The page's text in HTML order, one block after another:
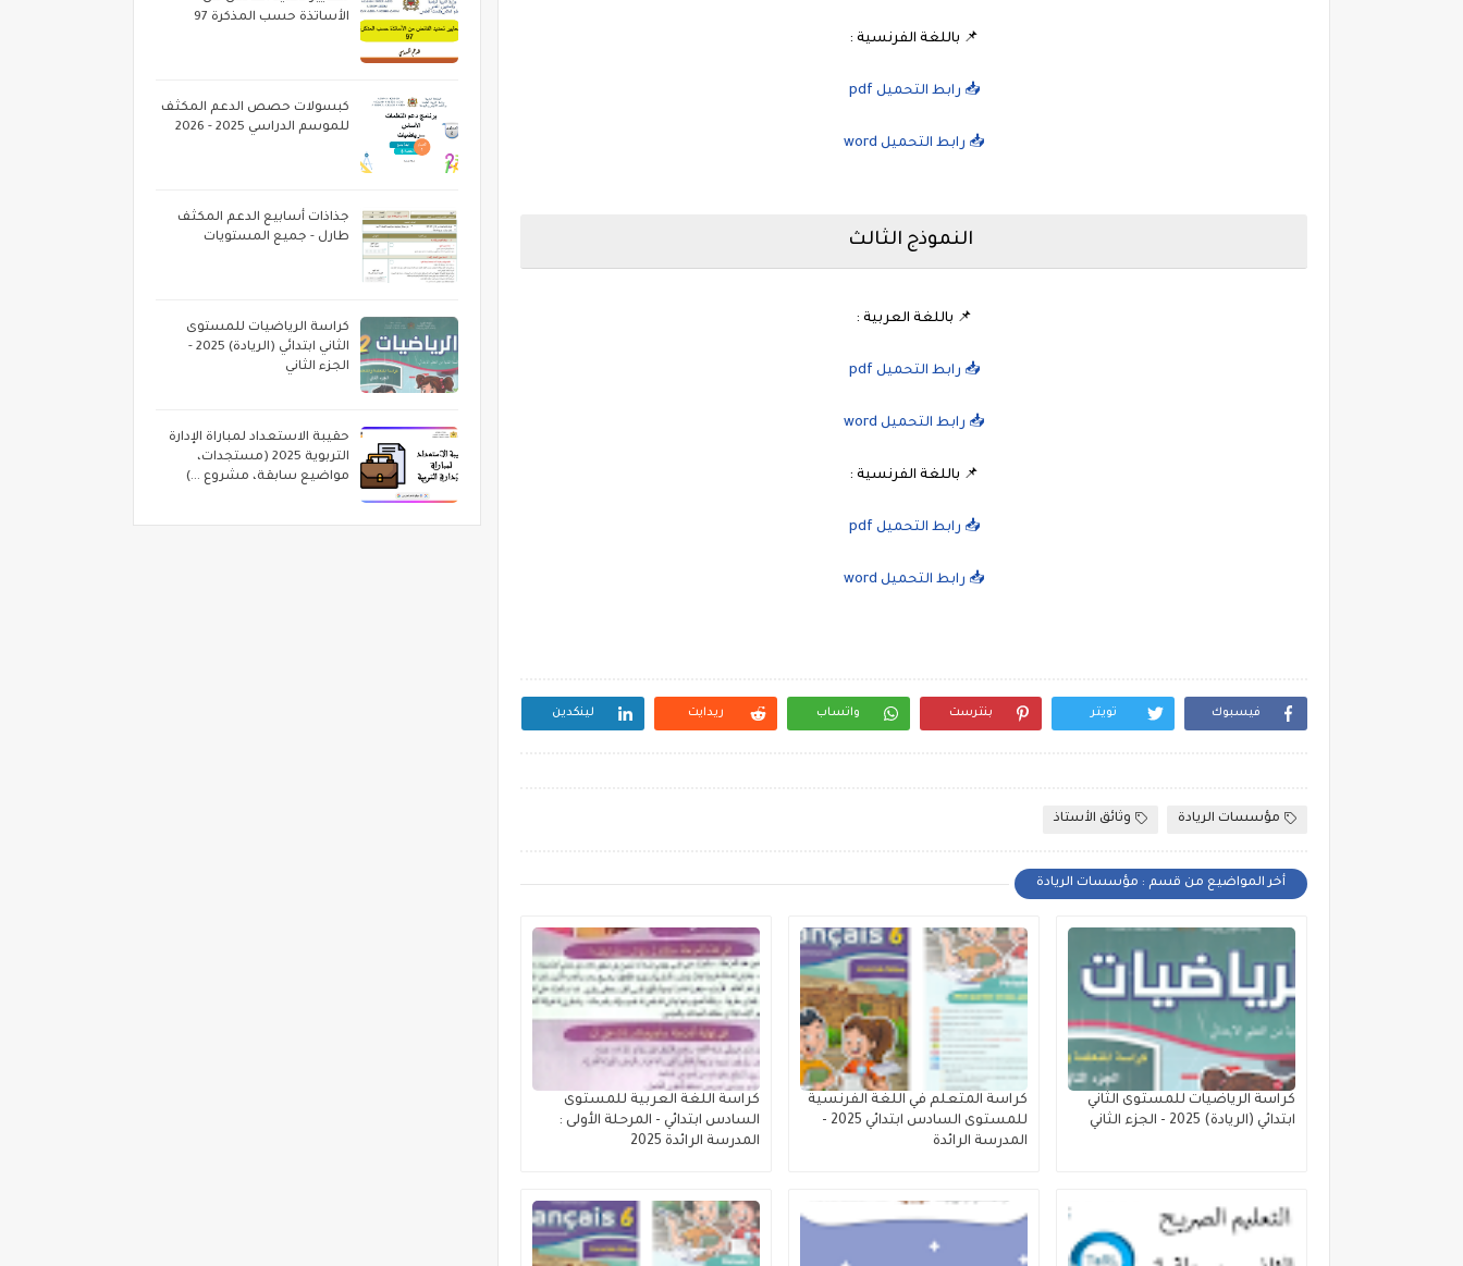
📌 باللغة الفرنسية :
📥 رابط التحميل pdf
📥 رابط التحميل word
النموذج الثالث
📌 باللغة العربية :
📥 رابط التحميل pdf
📥 رابط التحميل word
📌 باللغة الفرنسية :
📥 رابط التحميل pdf
📥 رابط التحميل word
فيسبوك تويتر بنترست واتساب ريدايت لينكدين
مؤسسات الريادة وثائق الأستاذ
أخر المواضيع من قسم : مؤسسات الريادة
كراسة الرياضيات للمستوى الثاني
ابتدائي (الريادة) 2025 - الجزء الثاني
كراسة المتعلم في اللغة الفرنسية
للمستوى السادس ابتدائي 2025 -
المدرسة الرائدة
كراسة اللغة العربية للمستوى
السادس ابتدائي - المرحلة الأولى :
المدرسة الرائدة 2025
الأساتذة حسب المذكرة 97
كبسولات حصص الدعم المكثف
للموسم الدراسي 2025 - 2026
جذاذات أسابيع الدعم المكثف
طارل - جميع المستويات
كراسة الرياضيات للمستوى
الثاني ابتدائي (الريادة) 2025 -
الجزء الثاني
حقيبة الاستعداد لمباراة الإدارة
التربوية 2025 (مستجدات،
مواضيع سابقة، مشروع ...)